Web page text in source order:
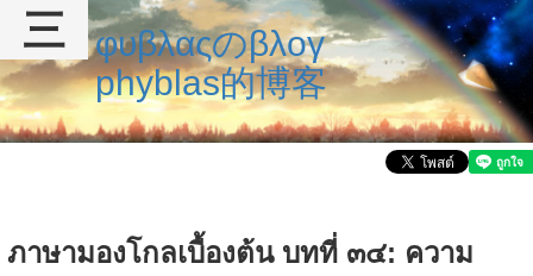
φυβλαςのβλογ
phyblas的博客
ภาษามองโกลเบื้องต้น บทที่ ๓๔: ความ
三